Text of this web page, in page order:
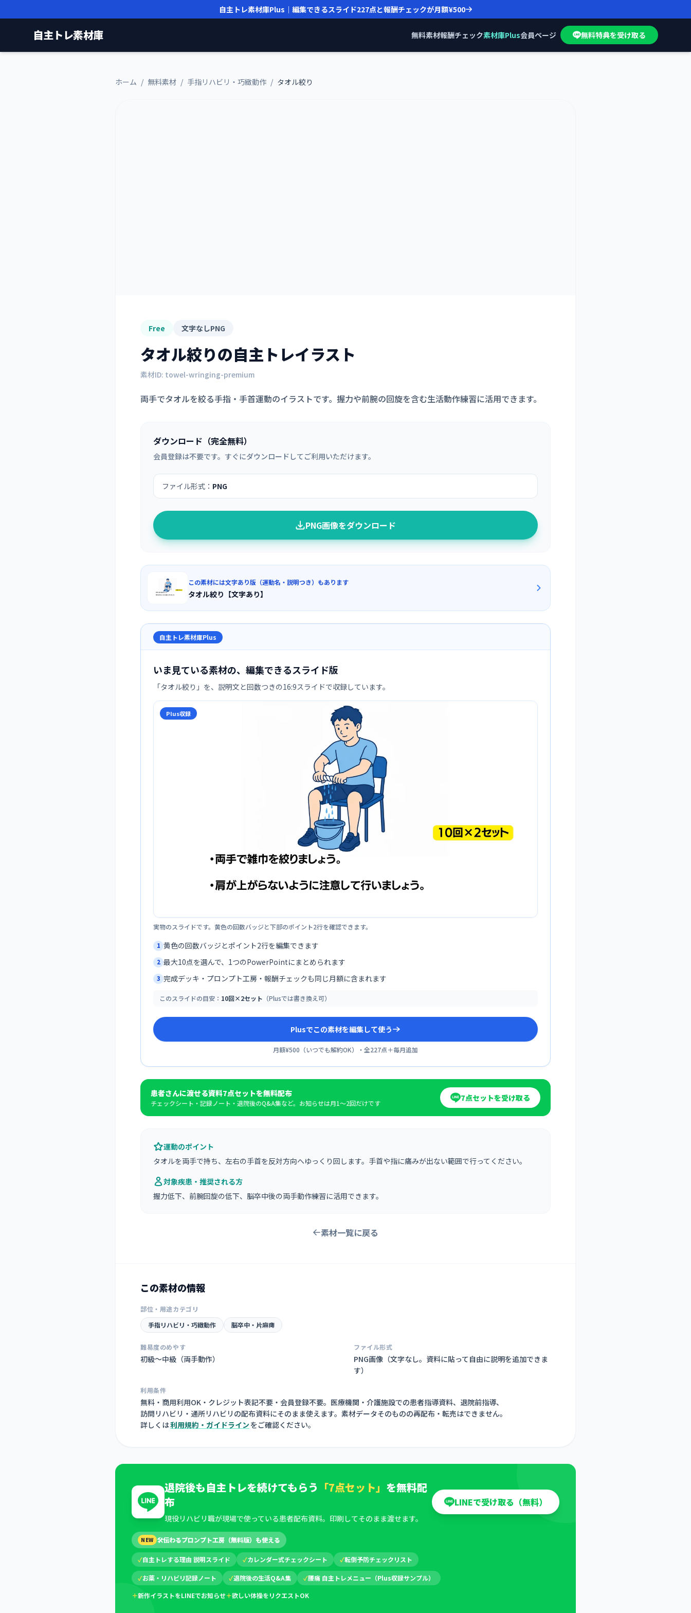
自主トレ素材庫Plus｜編集できるスライド227点と報酬チェックが月額¥500
自主トレ素材庫 無料素材報酬チェック素材庫Plus会員ページ 無料特典を受け取る
ホーム / 無料素材 / 手指リハビリ・巧緻動作 / タオル絞り
Free 文字なしPNG
タオル絞りの自主トレイラスト
素材ID: towel-wringing-premium
両手でタオルを絞る手指・手首運動のイラストです。握力や前腕の回旋を含む生活動作練習に活用できます。
ダウンロード（完全無料）
会員登録は不要です。すぐにダウンロードしてご利用いただけます。
ファイル形式： PNG
PNG画像をダウンロード
この素材には文字あり版（運動名・説明つき）もあります
タオル絞り【文字あり】
自主トレ素材庫Plus
いま見ている素材の、編集できるスライド版
「タオル絞り 」を、説明文と回数つきの16:9スライドで収録しています。
Plus収録
実物のスライドです。黄色の回数バッジと下部のポイント2行を確認できます。
1 黄色の回数バッジとポイント2行を編集できます
2 最大10点を選んで、1つのPowerPointにまとめられます
3 完成デッキ・プロンプト工房・報酬チェックも同じ月額に含まれます
このスライドの目安： 10回×2セット （Plusでは書き換え可）
Plusでこの素材を編集して使う
月額¥500 （いつでも解約OK）・全227点＋毎月追加
患者さんに渡せる資料7点セットを無料配布
チェックシート・記録ノート・退院後のQ&A集など。お知らせは月1〜2回だけです
7点セットを受け取る
運動のポイント
タオルを両手で持ち、左右の手首を反対方向へゆっくり回します。手首や指に痛みが出ない範囲で行ってください。
対象疾患・推奨される方
握力低下、前腕回旋の低下、脳卒中後の両手動作練習に活用できます。
素材一覧に戻る
この素材の情報
部位・用途カテゴリ
手指リハビリ・巧緻動作
脳卒中・片麻痺
難易度のめやす
初級〜中級（両手動作）
ファイル形式
PNG画像（文字なし。資料に貼って自由に説明を追加できま
す）
利用条件
無料・商用利用OK・クレジット表記不要・会員登録不要。医療機関・介護施設での患者指導資料、退院前指導、
訪問リハビリ・通所リハビリの配布資料にそのまま使えます。素材データそのものの再配布・転売はできません。
詳しくは利用規約・ガイドライン をご確認ください。
退院後も自主トレを続けてもらう 「7点セット」 を無料配
布
現役リハビリ職が現場で使っている患者配布資料。印刷してそのまま渡せます。
LINEで受け取る（無料）
NEW 🛠伝わるプロンプト工房（無料版）も使える
✓自主トレする理由 説明スライド ✓カレンダー式チェックシート ✓転倒予防チェックリスト
✓お薬・リハビリ記録ノート ✓退院後の生活Q&A集 ✓腰痛 自主トレメニュー（Plus収録サンプル）
＋新作イラストをLINEでお知らせ＋欲しい体操をリクエストOK